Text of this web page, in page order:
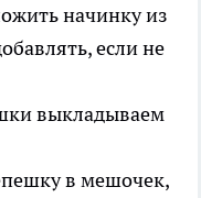
начинку из
если не
в мешочек,